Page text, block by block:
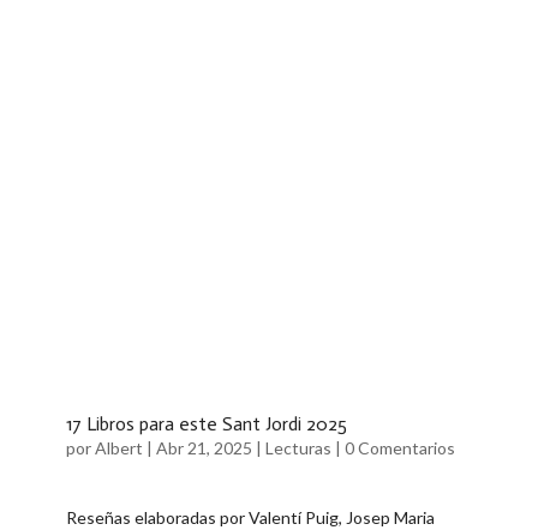
17 Libros para este Sant Jordi 2025
porAlbert | Abr 21, 2025 | Lecturas | 0 Comentarios
Reseñas elaboradas por ​Valentí Puig, Josep Maria